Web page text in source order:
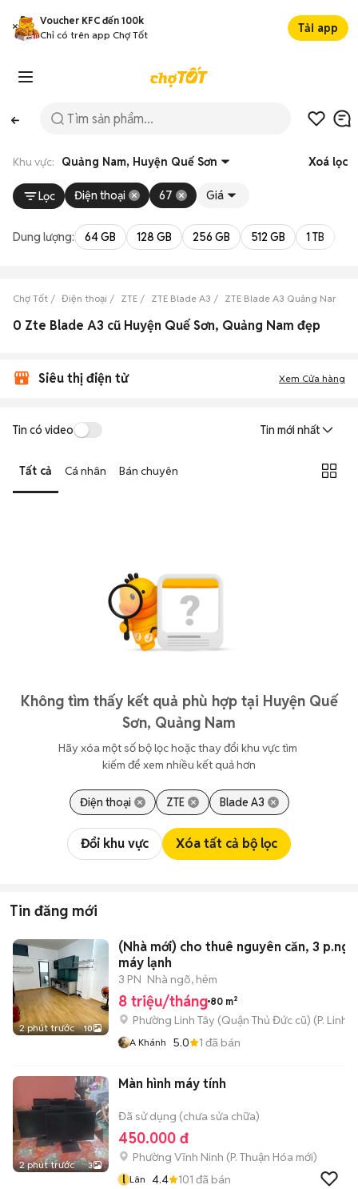
Voucher KFC đến 100k
Chỉ có trên app Chợ Tốt
Tải app
Khu vực: Quảng Nam, Huyện Quế Sơn Xoá lọc
Lọc Điện thoại 67 Giá
Dung lượng: 64 GB 128 GB 256 GB 512 GB 1 TB
Chợ Tốt Điện thoại ZTE ZTE Blade A3 ZTE Blade A3 Quảng Nam
0 Zte Blade A3 cũ Huyện Quế Sơn, Quảng Nam đẹp
Siêu thị điện tử Xem Cửa hàng
Tin có video Tin mới nhất
Tất cả Cá nhân Bán chuyên
Không tìm thấy kết quả phù hợp tại Huyện Quế
Sơn, Quảng Nam
Hãy xóa một số bộ lọc hoặc thay đổi khu vực tìm
kiếm để xem nhiều kết quả hơn
Điện thoại ZTE Blade A3
Đổi khu vực Xóa tất cả bộ lọc
Tin đăng mới
2 phút trước 10
(Nhà mới) cho thuê nguyên căn, 3
máy lạnh
3 PN Nhà ngõ, hẻm
8 triệu/tháng 80 m²
Phường Linh Tây (Quận Thủ Đức cũ) (P. Linh
A Khánh 5.0 1 đã bán
2 phút trước 3
Màn hình máy tính
Đã sử dụng (chưa sửa chữa)
450.000 đ
Phường Vĩnh Ninh (P. Thuận Hóa mới)
l Lân 4.4 101 đã bán